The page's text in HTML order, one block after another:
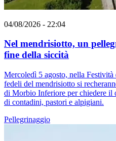
04/08/2026 - 22:04
Nel mendrisiotto, un
fine della siccità
Mercoledì 5 agosto, nella
fedeli del mendrisiotto si
di Morbio Inferiore per chiedere il
di contadini, pastori e alpigiani.
Pellegrinaggio